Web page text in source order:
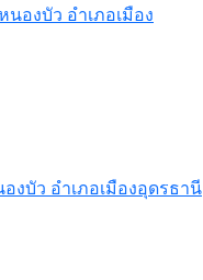
องบัว อำเภอเมือง
บัว อำเภอเมืองอุดรธานี